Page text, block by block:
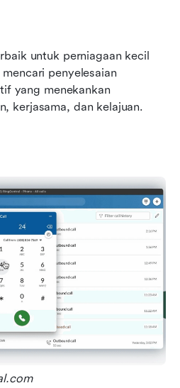
untuk perniagaan kecil
penyelesaian
yang menekankan
kerjasama, dan kelajuan.